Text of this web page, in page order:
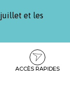
juillet et les
ACCÈS RAPIDES